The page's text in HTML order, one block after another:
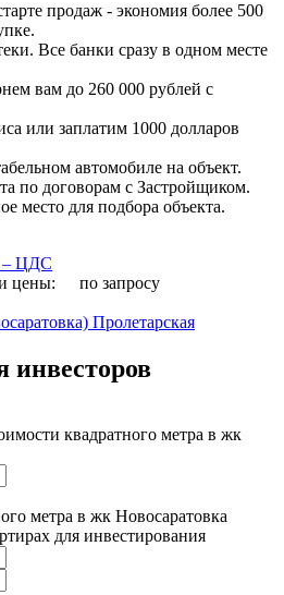
продаж - экономия более 500
Все банки сразу в одном месте
вам до 260 000 рублей с
или заплатим 1000 долларов
автомобиле на объект.
по договорам с Застройщиком.
место для подбора объекта.
цены:
по запросу
Пролетарская
квадратного метра в жк
метра в жк Новосаратовка
для инвестирования